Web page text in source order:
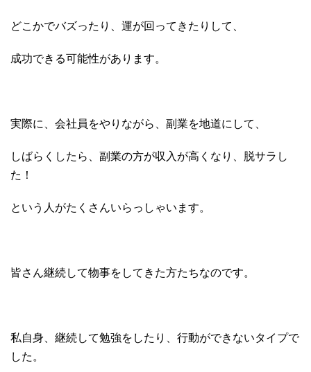
どこかでバズったり、運が回ってきたりして、
成功できる可能性があります。
実際に、会社員をやりながら、副業を地道にして、
しばらくしたら、副業の方が収入が高くなり、脱サラし
た！
という人がたくさんいらっしゃいます。
皆さん継続して物事をしてきた方たちなのです。
私自身、継続して勉強をしたり、行動ができないタイプで
した。